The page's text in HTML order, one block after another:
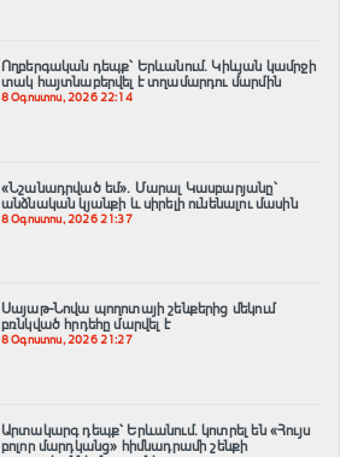
Ողբերգական դեպք՝ Երևանում․ Կիևյան կամրջի
տակ հայտնաբերվել է տղամարդու մարմին
8 Օգոստոս, 2026 22:14
«Նշանադրված եմ». Մարալ Կասբարյանը՝
անձնական կյանքի և սիրելի ունենալու մասին
8 Օգոստոս, 2026 21:37
Սայաթ-Նովա պողոտայի շենքերից մեկում
բռնկված հրդեհը մարվել է
8 Օգոստոս, 2026 21:27
Արտակարգ դեպք՝ Երևանում․ կոտրել են «Հույս
բոլոր մարդկանց» հիմնադրամի շենքի